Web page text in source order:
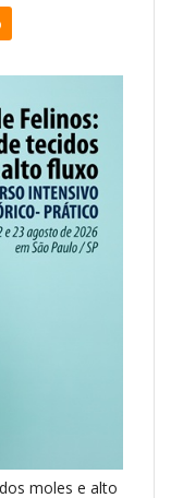
moles e alto